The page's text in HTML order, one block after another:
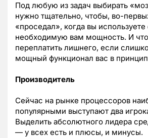
Под любую из задач выбирать
нужно тщательно, чтобы, во-
«проседал», когда вы
необходимую вам мощность. И
переплатить лишнего, если
мощный функционал вас в
Производитель
Сейчас на рынке процессоров
популярными выступают два
Выделить абсолютного лидера
— у всех есть и плюсы, и минусы.